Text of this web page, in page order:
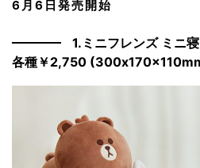
6月6日発売開始
1.ミニフレンズ ミニ
各種￥2,750